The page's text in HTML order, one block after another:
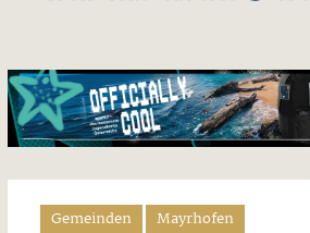
Gemeinden Mayrhofen